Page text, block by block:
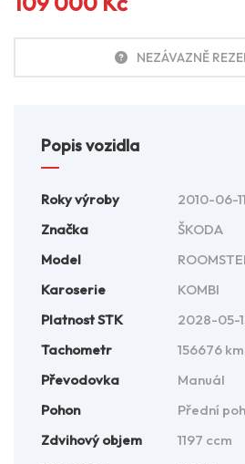
NEZÁVAZNĚ
Popis vozidla
Roky výroby
2010-06-11
Značka
ŠKODA
Model
Karoserie
KOMBI
Platnost STK
2028-05-
Tachometr
156676 km
Převodovka
Manuál
Pohon
Přední
Zdvihový objem
1197 ccm